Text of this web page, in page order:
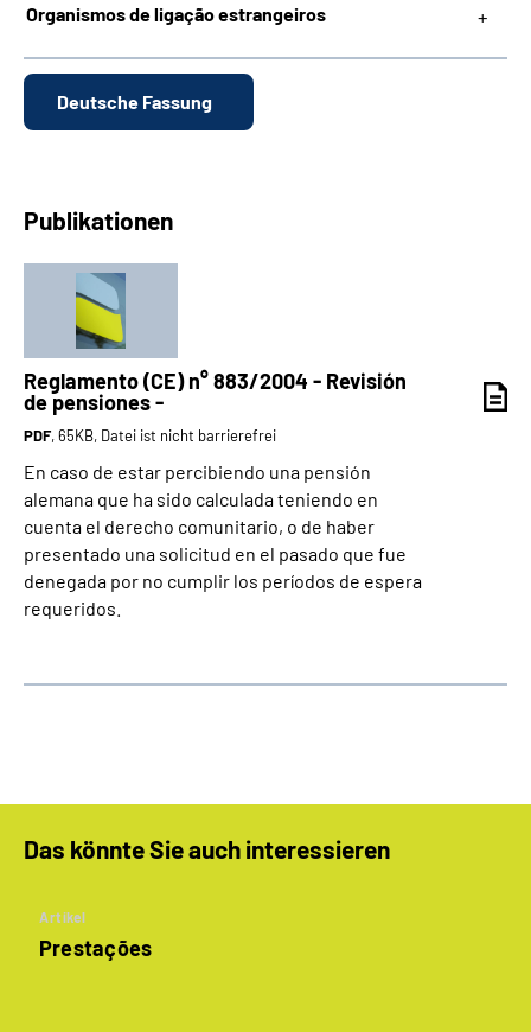
Organismos de ligação estrangeiros
Deutsche Fassung
Publikationen
Reglamento (CE) n° 883/2004 - Revisión
de pensiones -
PDF, 65KB, Datei ist nicht barrierefrei
En caso de estar percibiendo una pensión
alemana que ha sido calculada teniendo en
cuenta el derecho comunitario, o de haber
presentado una solicitud en el pasado que fue
denegada por no cumplir los períodos de espera
requeridos.
Das könnte Sie auch interessieren
Artikel
Prestações